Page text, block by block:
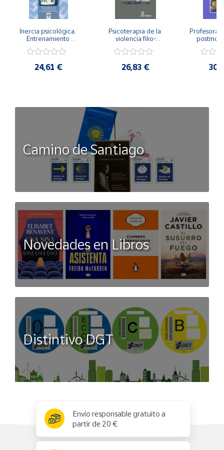
Inercia psicológica.
Entrenamiento
Igualdad de Género.
24,61 €
Psicoterapia de la
violencia filio-
secreto y la
26,83 €
Camino de Santiago
Novedades en Libros
Distintivo DGT
Envío responsable gratuito a
partir de 20 €